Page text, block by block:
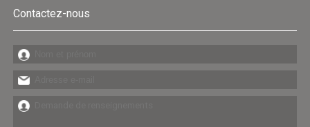
Contactez-nous